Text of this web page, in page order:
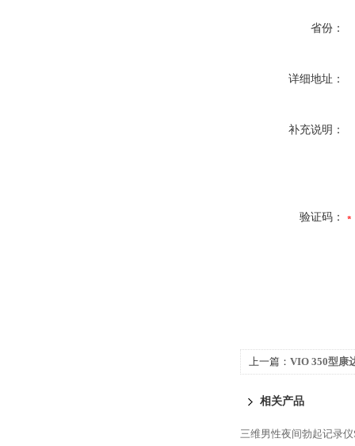
省份：
详细地址：
补充说明：
验证码：
上一篇： VIO 350型康
相关产品
三维男性夜间勃起记录仪